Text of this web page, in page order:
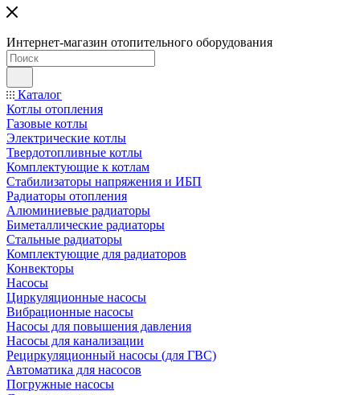
Интернет-магазин отопительного оборудования
Каталог
Котлы отопления
Газовые котлы
Электрические котлы
Твердотопливные котлы
Комплектующие к котлам
Стабилизаторы напряжения и ИБП
Радиаторы отопления
Алюминиевые радиаторы
Биметаллические радиаторы
Стальные радиаторы
Комплектующие для радиаторов
Конвекторы
Насосы
Циркуляционные насосы
Вибрационные насосы
Насосы для повышения давления
Насосы для канализации
Рециркуляционный насосы (для ГВС)
Автоматика для насосов
Погружные насосы